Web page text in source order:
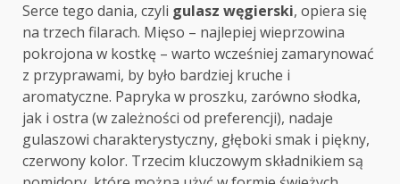
Serce tego dania, czyli gulasz węgierski, opiera się
na trzech filarach. Mięso – najlepiej wieprzowina
pokrojona w kostkę – warto wcześniej zamarynować
z przyprawami, by było bardziej kruche i
aromatyczne. Papryka w proszku, zarówno słodka,
jak i ostra (w zależności od preferencji), nadaje
gulaszowi charakterystyczny, głęboki smak i piękny,
czerwony kolor. Trzecim kluczowym składnikiem są